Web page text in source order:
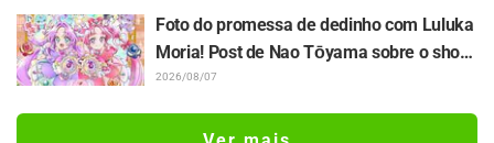
negro" do 1º episódio de "Frieren e a
Jornada Para o Além" surpreende os fãs
Foto do promessa de dedinho com Luluka
Moria! Post de Nao Tōyama sobre o show
de "Star Detective Precure!" gera
2026/08/07